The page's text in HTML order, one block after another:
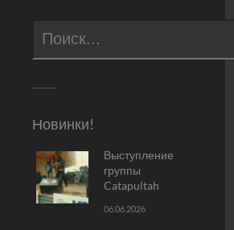
Новинки!
Выступление
группы
Catapultah
06.06.2026